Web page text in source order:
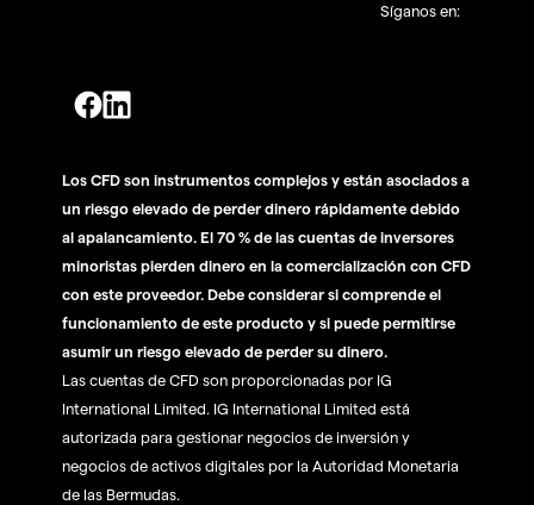
Síganos en:
Los CFD son instrumentos complejos y están asociados a
un riesgo elevado de perder dinero rápidamente debido
al apalancamiento. El 70 % de las cuentas de inversores
minoristas pierden dinero en la comercialización con CFD
con este proveedor. Debe considerar si comprende el
funcionamiento de este producto y si puede permitirse
asumir un riesgo elevado de perder su dinero.
Las cuentas de CFD son proporcionadas por IG
International Limited. IG International Limited está
autorizada para gestionar negocios de inversión y
negocios de activos digitales por la Autoridad Monetaria
de las Bermudas.